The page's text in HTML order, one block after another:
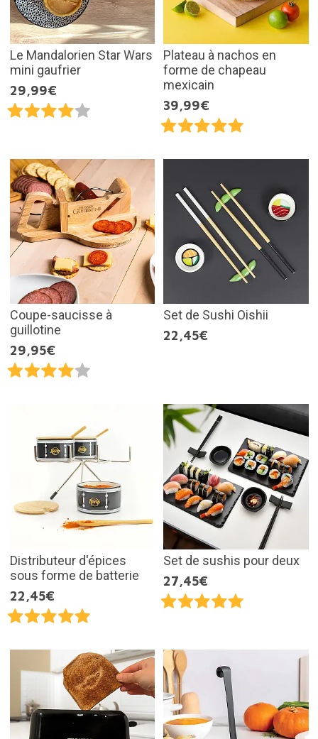
Le Mandalorien Star Wars
mini gaufrier
29,99€
Plateau à nachos en
forme de chapeau
mexicain
39,99€
Coupe-saucisse à
guillotine
29,95€
Set de Sushi Oishii
22,45€
Distributeur d'épices
sous forme de batterie
22,45€
Set de sushis pour deux
27,45€